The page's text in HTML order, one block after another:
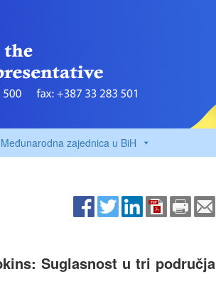
Međunarodna zajednica u BiH
Suglasnost u tri područja